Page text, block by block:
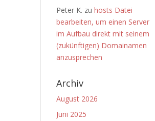
Peter K. zu hosts Datei
bearbeiten, um einen Server
im Aufbau direkt mit seinem
(zukünftigen) Domainamen
anzusprechen
Archiv
August 2026
Juni 2025